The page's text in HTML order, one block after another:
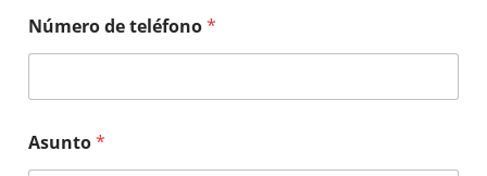
Número de teléfono*
Asunto*